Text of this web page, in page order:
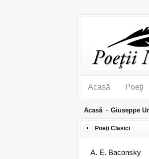
Acasă Poeţi
Acasă Giuseppe
Poeţi Clasici
A. E. Baconsky